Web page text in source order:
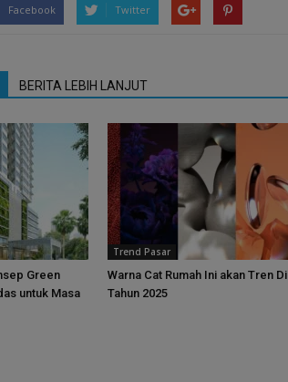
Facebook Twitter
BERITA LEBIH LANJUT
Green
untuk Masa
Trend Pasar
Warna Cat Rumah Ini akan Tren Di
Tahun 2025